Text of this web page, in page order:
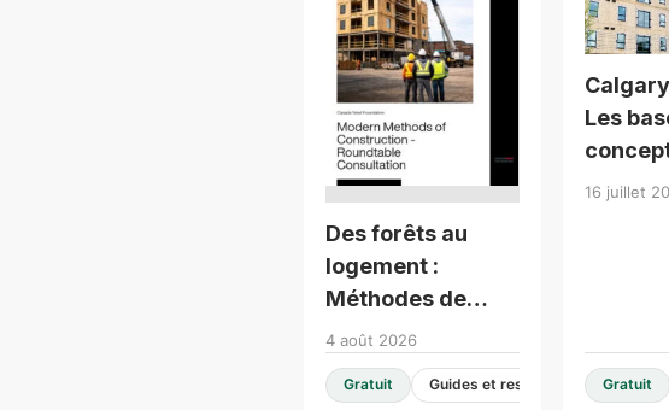
Des forêts au
logement :
Méthodes de
construction
modernes -
Consultation en
4 août 2026
Gratuit Guides et ressources de conception
Les
bois
16 juillet
Gratuit